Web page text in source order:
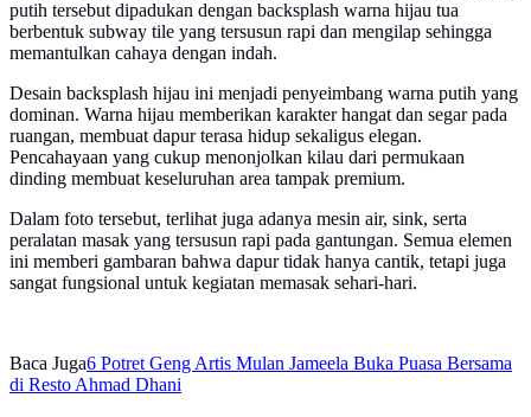
putih tersebut dipadukan dengan backsplash warna hijau tua
berbentuk subway tile yang tersusun rapi dan mengilap sehingga
memantulkan cahaya dengan indah.
Desain backsplash hijau ini menjadi penyeimbang warna putih yang
dominan. Warna hijau memberikan karakter hangat dan segar pada
ruangan, membuat dapur terasa hidup sekaligus elegan.
Pencahayaan yang cukup menonjolkan kilau dari permukaan
dinding membuat keseluruhan area tampak premium.
Dalam foto tersebut, terlihat juga adanya mesin air, sink, serta
peralatan masak yang tersusun rapi pada gantungan. Semua elemen
ini memberi gambaran bahwa dapur tidak hanya cantik, tetapi juga
sangat fungsional untuk kegiatan memasak sehari-hari.
Baca Juga6 Potret Geng Artis Mulan Jameela Buka Puasa Bersama
di Resto Ahmad Dhani